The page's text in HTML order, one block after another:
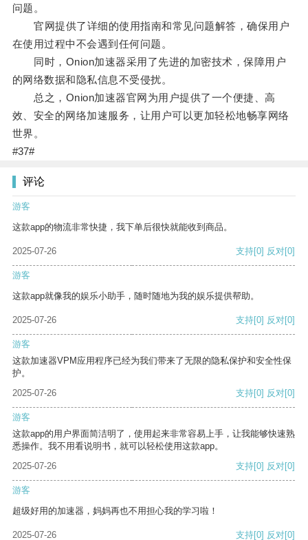
问题。
官网提供了详细的使用指南和常见问题解答，确保用户
在使用过程中不会遇到任何问题。
同时，Onion加速器采用了先进的加密技术，保障用户
的网络数据和隐私信息不受侵扰。
总之，Onion加速器官网为用户提供了一个便捷、高
效、安全的网络加速服务，让用户可以更加轻松地畅享网络
世界。
#37#
评论
游客
这款app的物流非常快捷，我下单后很快就能收到商品。
2025-07-26 支持[0] 反对[0]
游客
这款app就像我的娱乐小助手，随时随地为我的娱乐提供帮助。
2025-07-26 支持[0] 反对[0]
游客
这款加速器VPM应用程序已经为我们带来了无限的隐私保护和安全性保
护。
2025-07-26
支持[0] 反对[0]
游客
这款app的用户界面简洁明了，使用起来非常容易上手，让我能够快速熟
悉操作。我不用看说明书，就可以轻松使用这款app。
2025-07-26
支持[0] 反对[0]
游客
超级好用的加速器，妈妈再也不用担心我的学习啦！
2025-07-26 支持[0] 反对[0]